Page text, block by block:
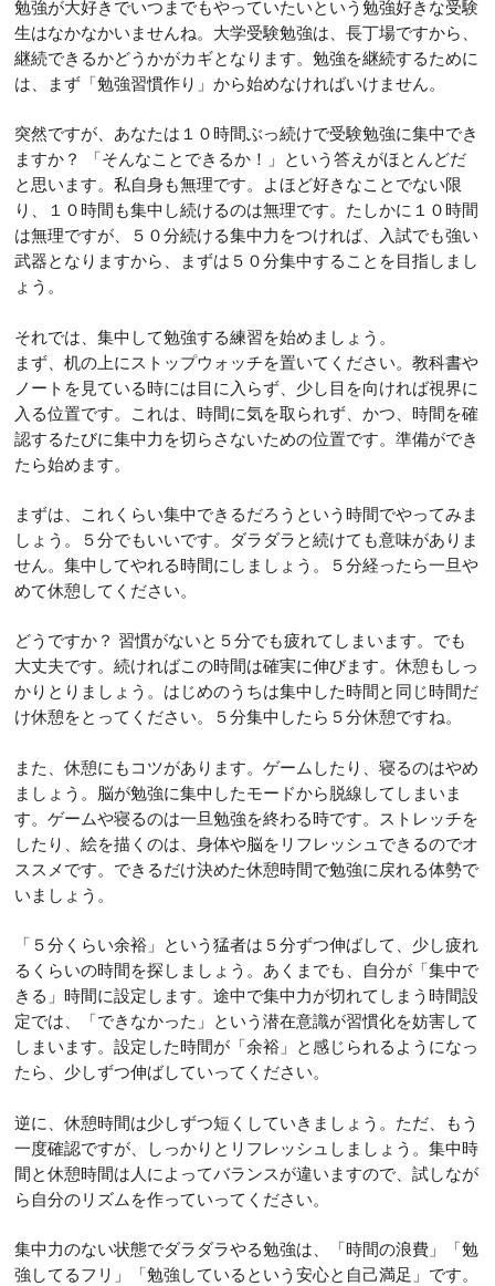
勉強が大好きでいつまでもやっていたいという勉強好きな受験
生はなかなかいませんね。大学受験勉強は、長丁場ですから、
継続できるかどうかがカギとなります。勉強を継続するために
は、まず「勉強習慣作り」から始めなければいけません。
突然ですが、あなたは１０時間ぶっ続けで受験勉強に集中でき
ますか？ 「そんなことできるか！」という答えがほとんどだ
と思います。私自身も無理です。よほど好きなことでない限
り、１０時間も集中し続けるのは無理です。たしかに１０時間
は無理ですが、５０分続ける集中力をつければ、入試でも強い
武器となりますから、まずは５０分集中することを目指しまし
ょう。
それでは、集中して勉強する練習を始めましょう。
まず、机の上にストップウォッチを置いてください。教科書や
ノートを見ている時には目に入らず、少し目を向ければ視界に
入る位置です。これは、時間に気を取られず、かつ、時間を確
認するたびに集中力を切らさないための位置です。準備ができ
たら始めます。
まずは、これくらい集中できるだろうという時間でやってみま
しょう。５分でもいいです。ダラダラと続けても意味がありま
せん。集中してやれる時間にしましょう。５分経ったら一旦や
めて休憩してください。
どうですか？ 習慣がないと５分でも疲れてしまいます。でも
大丈夫です。続ければこの時間は確実に伸びます。休憩もしっ
かりとりましょう。はじめのうちは集中した時間と同じ時間だ
け休憩をとってください。５分集中したら５分休憩ですね。
また、休憩にもコツがあります。ゲームしたり、寝るのはやめ
ましょう。脳が勉強に集中したモードから脱線してしまいま
す。ゲームや寝るのは一旦勉強を終わる時です。ストレッチを
したり、絵を描くのは、身体や脳をリフレッシュできるのでオ
ススメです。できるだけ決めた休憩時間で勉強に戻れる体勢で
いましょう。
「５分くらい余裕」という猛者は５分ずつ伸ばして、少し疲れ
るくらいの時間を探しましょう。あくまでも、自分が「集中で
きる」時間に設定します。途中で集中力が切れてしまう時間設
定では、「できなかった」という潜在意識が習慣化を妨害して
しまいます。設定した時間が「余裕」と感じられるようになっ
たら、少しずつ伸ばしていってください。
逆に、休憩時間は少しずつ短くしていきましょう。ただ、もう
一度確認ですが、しっかりとリフレッシュしましょう。集中時
間と休憩時間は人によってバランスが違いますので、試しなが
ら自分のリズムを作っていってください。
集中力のない状態でダラダラやる勉強は、「時間の浪費」「勉
強してるフリ」「勉強しているという安心と自己満足」です。